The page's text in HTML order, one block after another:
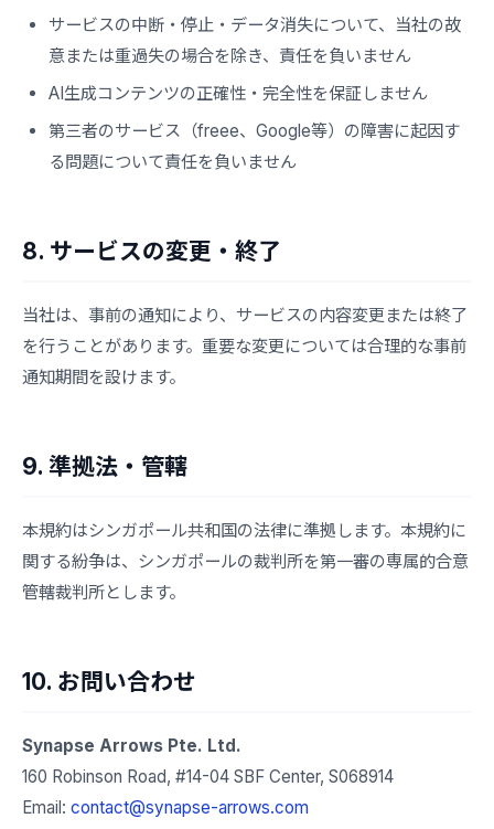
サービスの中断・停止・データ消失について、当社の故
意または重過失の場合を除き、責任を負いません
AI生成コンテンツの正確性・完全性を保証しません
第三者のサービス（freee、Google等）の障害に起因す
る問題について責任を負いません
8. サービスの変更・終了
当社は、事前の通知により、サービスの内容変更または終了
を行うことがあります。重要な変更については合理的な事前
通知期間を設けます。
9. 準拠法・管轄
本規約はシンガポール共和国の法律に準拠します。本規約に
関する紛争は、シンガポールの裁判所を第一審の専属的合意
管轄裁判所とします。
10. お問い合わせ
Synapse Arrows Pte. Ltd.
160 Robinson Road, #14-04 SBF Center, S068914
Email: contact@synapse-arrows.com